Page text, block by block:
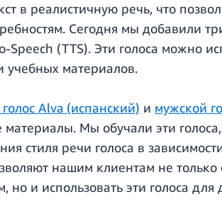
в реалистичную речь, что
Сегодня мы добавили
(TTS). Эти голоса можно
учебных материалов.
Alva (испанский) и мужской
Мы обучали эти
стиля речи голоса в
нашим клиентам не
и использовать эти голоса для